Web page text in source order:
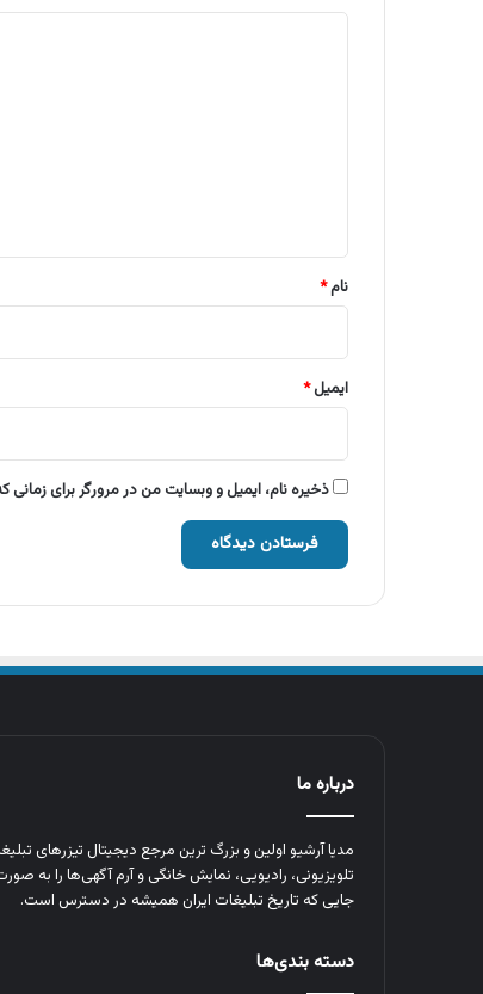
نام*
ایمیل*
ذخیره نام، ایمیل و وبسایت من در مرورگر برای
درباره ما
مدیا آرشیو اولین و بزرگ‌ ترین مرجع دیجیتال تیزرهای
تلویزیونی، رادیویی، نمایش خانگی و آرم‌ آگهی‌ها را به‌
جایی که تاریخ تبلیغات ایران همیشه در دسترس است.
دسته بندی‌ها